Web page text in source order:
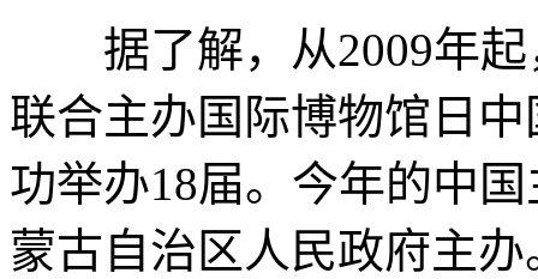
据了解，从2009年起
联合主办国际博物馆日
功举办18届。今年的中
蒙古自治区人民政府主办